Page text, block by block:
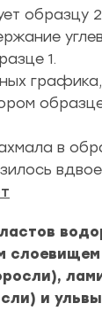
образцу
1.
графика,
в
и